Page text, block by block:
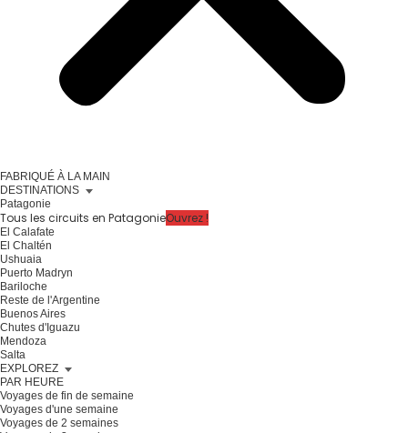
FABRIQUÉ À LA MAIN
DESTINATIONS
Patagonie
Tous les circuits en PatagonieOuvrez !
El Calafate
El Chaltén
Ushuaia
Puerto Madryn
Bariloche
Reste de l'Argentine
Buenos Aires
Chutes d'Iguazu
Mendoza
Salta
EXPLOREZ
PAR HEURE
Voyages de fin de semaine
Voyages d'une semaine
Voyages de 2 semaines